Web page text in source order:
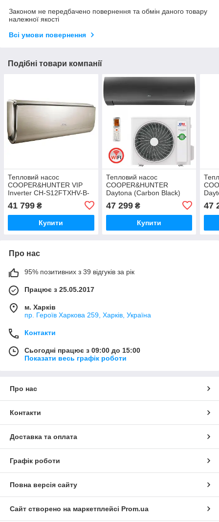
Законом не передбачено повернення та обмін даного товару
належної якості
Всі умови повернення
Подібні товари компанії
Тепловий насос
COOPER&HUNTER VIP
Inverter CH-S12FTXHV-B-
41 799 ₴
Купити
Тепловий насос
COOPER&HUNTER
Daytona (Carbon Black)
47 299₴
Купити
47
Про нас
95% позитивних з 39 відгуків за рік
Працює з 25.05.2017
м. Харків
пр. Героїв Харкова 259, Харків, Україна
Контакти
Сьогодні працює з 09:00 до 15:00
Показати весь графік роботи
Про нас
Контакти
Доставка та оплата
Графік роботи
Повна версія сайту
Сайт створено на маркетплейсі Prom.ua